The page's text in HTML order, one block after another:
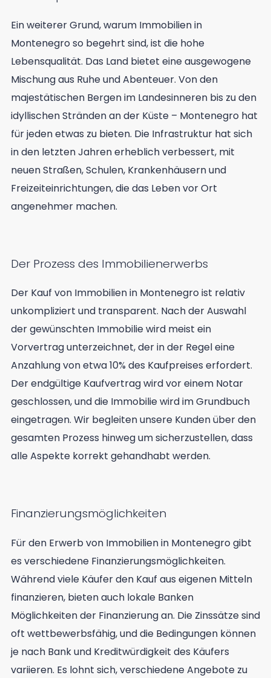
Ein weiterer Grund, warum Immobilien in
Montenegro so begehrt sind, ist die hohe
Lebensqualität. Das Land bietet eine ausgewogene
Mischung aus Ruhe und Abenteuer. Von den
majestätischen Bergen im Landesinneren bis zu den
idyllischen Stränden an der Küste – Montenegro hat
für jeden etwas zu bieten. Die Infrastruktur hat sich
in den letzten Jahren erheblich verbessert, mit
neuen Straßen, Schulen, Krankenhäusern und
Freizeiteinrichtungen, die das Leben vor Ort
angenehmer machen.
Der Prozess des Immobilienerwerbs
Der Kauf von Immobilien in Montenegro ist relativ
unkompliziert und transparent. Nach der Auswahl
der gewünschten Immobilie wird meist ein
Vorvertrag unterzeichnet, der in der Regel eine
Anzahlung von etwa 10% des Kaufpreises erfordert.
Der endgültige Kaufvertrag wird vor einem Notar
geschlossen, und die Immobilie wird im Grundbuch
eingetragen. Wir begleiten unsere Kunden über den
gesamten Prozess hinweg um sicherzustellen, dass
alle Aspekte korrekt gehandhabt werden.
Finanzierungsmöglichkeiten
Für den Erwerb von Immobilien in Montenegro gibt
es verschiedene Finanzierungsmöglichkeiten.
Während viele Käufer den Kauf aus eigenen Mitteln
finanzieren, bieten auch lokale Banken
Möglichkeiten der Finanzierung an. Die Zinssätze sind
oft wettbewerbsfähig, und die Bedingungen können
je nach Bank und Kreditwürdigkeit des Käufers
variieren. Es lohnt sich, verschiedene Angebote zu